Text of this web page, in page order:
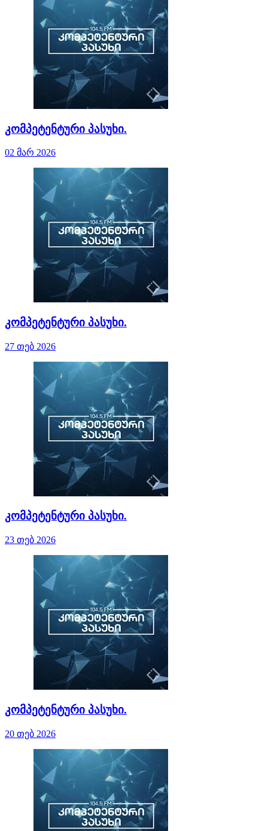
კომპეტენტური პასუხი.
02 მარ 2026
კომპეტენტური პასუხი.
27 თებ 2026
კომპეტენტური პასუხი.
23 თებ 2026
კომპეტენტური პასუხი.
20 თებ 2026